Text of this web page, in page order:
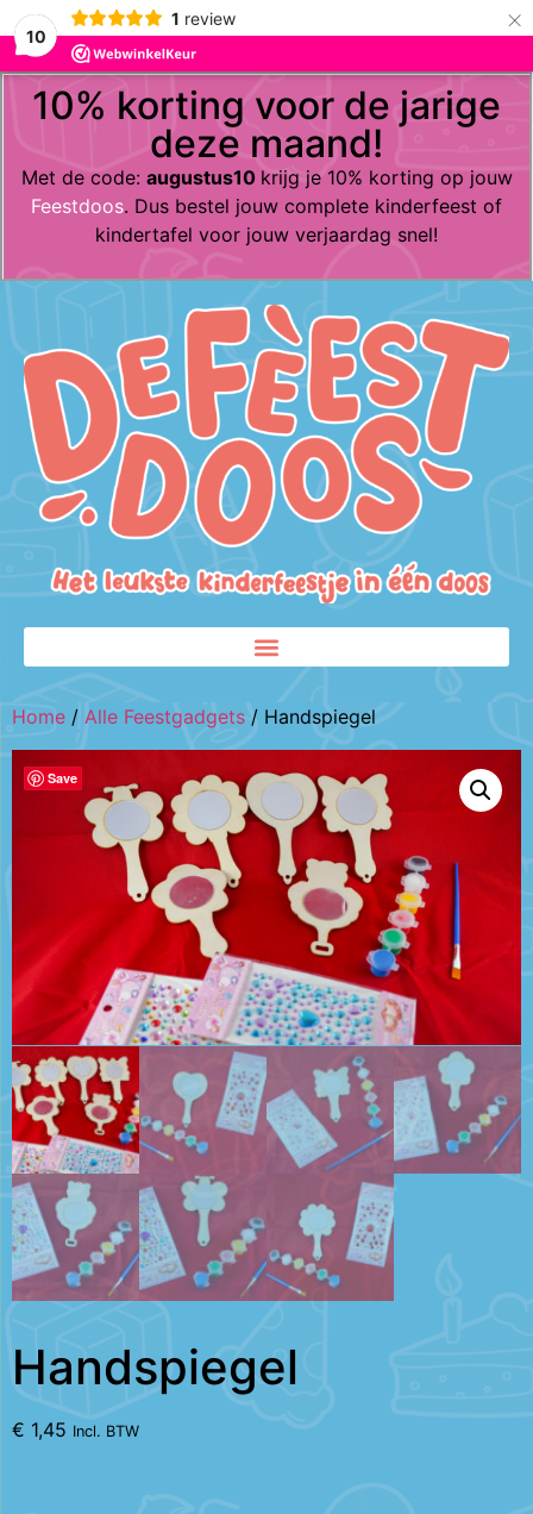
10
1 review ×
10% korting voor de jarige
deze maand!
Met de code: augustus10 krijg je 10% korting op jouw
Feestdoos. Dus bestel jouw complete kinderfeest of
kindertafel voor jouw verjaardag snel!
Home / Alle Feestgadgets / Handspiegel
Save
Handspiegel
€ 1,45 Incl. BTW